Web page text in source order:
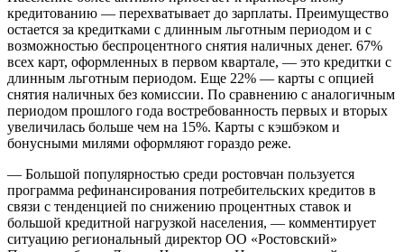
кредитованию — перехватывает до зарплаты. Преимущество
остается за кредитками с длинным льготным периодом и с
возможностью беспроцентного снятия наличных денег. 67%
всех карт, оформленных в первом квартале, — это кредитки с
длинным льготным периодом. Еще 22% — карты с опцией
снятия наличных без комиссии. По сравнению с аналогичным
периодом прошлого года востребованность первых и вторых
увеличилась больше чем на 15%. Карты с кэшбэком и
бонусными милями оформляют гораздо реже.
— Большой популярностью среди ростовчан пользуется
программа рефинансирования потребительских кредитов в
связи с тенденцией по снижению процентных ставок и
большой кредитной нагрузкой населения, — комментирует
ситуацию региональный директор ОО «Ростовский»